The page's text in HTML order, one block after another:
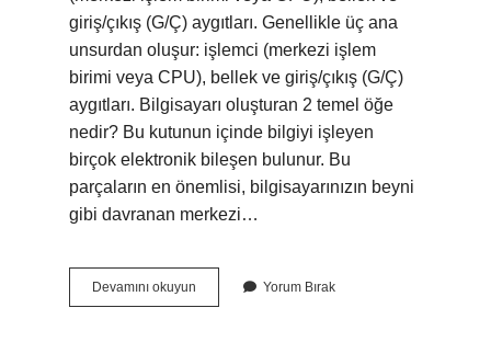
giriş/çıkış (G/Ç) aygıtları. Genellikle üç ana
unsurdan oluşur: işlemci (merkezi işlem
birimi veya CPU), bellek ve giriş/çıkış (G/Ç)
aygıtları. Bilgisayarı oluşturan 2 temel öğe
nedir? Bu kutunun içinde bilgiyi işleyen
birçok elektronik bileşen bulunur. Bu
parçaların en önemlisi, bilgisayarınızın beyni
gibi davranan merkezi…
Devamını okuyun Bilgisayar
Hangi
Yorum Bırak